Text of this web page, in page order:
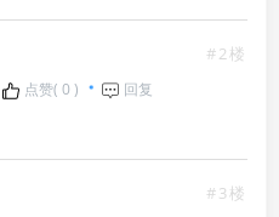
#2楼
点赞( 0 ) 回复
#3楼